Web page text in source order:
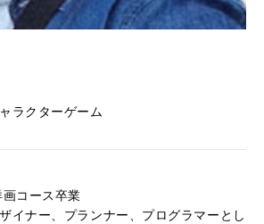
ラクターゲーム
コース卒業
イナー、プランナー、プログラマーとし